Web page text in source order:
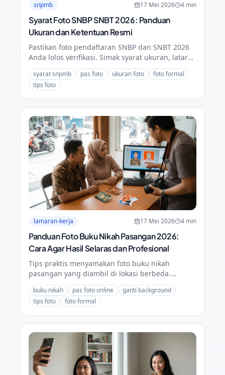
snpmb 17 Mei 2026 4 min
Syarat Foto SNBP SNBT 2026: Panduan
Ukuran dan Ketentuan Resmi
Pastikan foto pendaftaran SNBP dan SNBT 2026
Anda lolos verifikasi. Simak syarat ukuran, latar
belakang, dan kesalahan teknis yang sering
terlewatkan.
syarat snpmb pas foto ukuran foto
foto formal
tips foto
lamaran-kerja 17 Mei 2026 4 min
Panduan Foto Buku Nikah Pasangan 2026:
Cara Agar Hasil Selaras dan Profesional
Tips praktis menyamakan foto buku nikah
pasangan yang diambil di lokasi berbeda.
Panduan pencahayaan, skala, dan solusi AI agar
foto serasi untuk syarat KUA.
buku nikah pas foto online
ganti background
tips foto
foto formal